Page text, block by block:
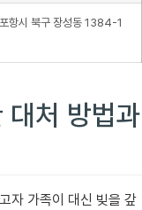
항시 북구 장성동 1384-1
대처 방법과
자 가족이 대신 빚을 갚